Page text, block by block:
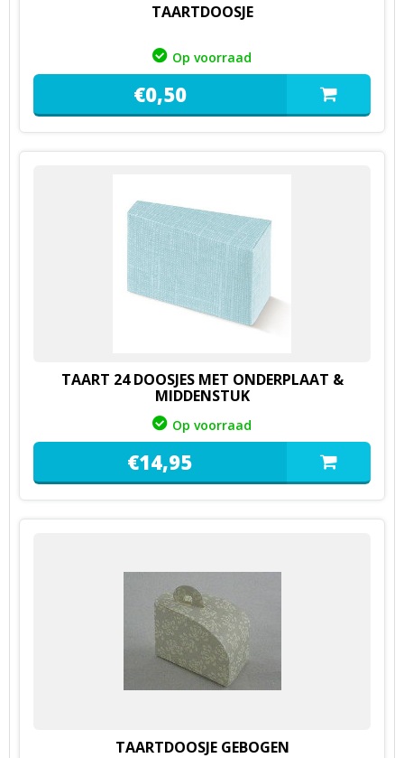
TAARTDOOSJE
Op voorraad
€0,50
TAART 24 DOOSJES MET ONDERPLAAT &
MIDDENSTUK
Op voorraad
€14,95
TAARTDOOSJE GEBOGEN